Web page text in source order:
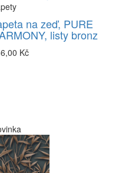
na zeď, PURE
listy bronz
Kč